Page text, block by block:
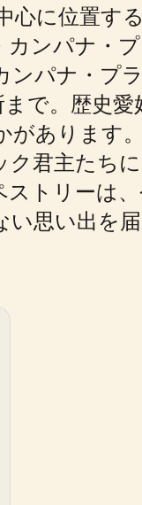
に位置す
ンパナ・
パナ・プ
で。歴史
あります
君主たち
トリーは
思い出を